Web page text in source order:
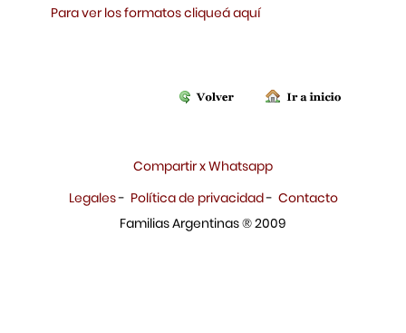
Para ver los formatos cliqueá aquí
Compartir x Whatsapp
Legales- Política de privacidad- Contacto
Familias Argentinas ® 2009